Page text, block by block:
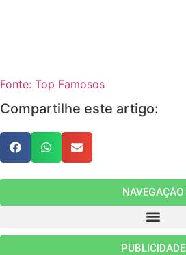
Fonte: Top Famosos
Compartilhe este artigo:
NAVEGAÇÃO
PUBLICIDADE